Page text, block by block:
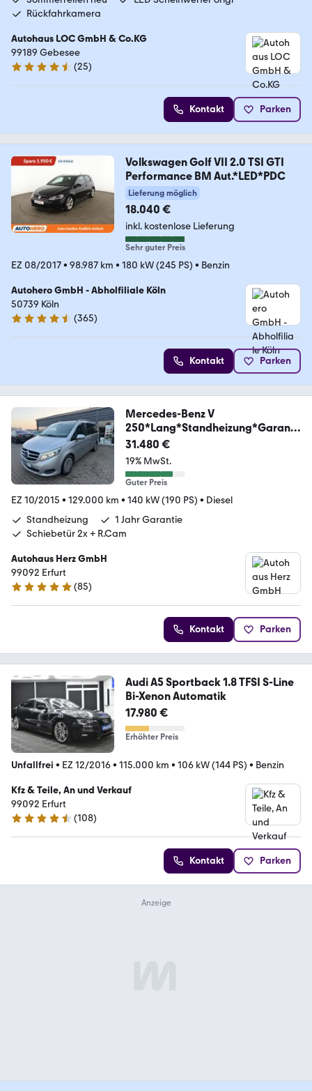
Rückfahrkamera
Autohaus LOC GmbH & Co.KG
99189 Gebesee
4.7 Sterne
(25)
Kontakt Parken
Volkswagen Golf VII 2.0 TSI GTI
Performance BM Aut.*LED*PDC
Lieferung möglich
18.040 €
inkl. kostenlose Lieferung
Sehr guter Preis
EZ 08/2017• 98.987 km • 180 kW (245 PS) • Benzin
Autohero GmbH - Abholfiliale Köln
50739 Köln
4.6 Sterne
(365)
Kontakt Parken
Mercedes-Benz V
250*Lang*Standheizung*Garanti
e*MwSt*R.Cam
31.480 €
19% MwSt.
Guter Preis
EZ 10/2015 • 129.000 km • 140 kW (190 PS) • Diesel
Standheizung
1 Jahr Garantie
Schiebetür 2x + R.Cam
Autohaus Herz GmbH
99092 Erfurt
4.8 Sterne
(85)
Kontakt Parken
Audi A5 Sportback 1.8 TFSI S-Line
Bi-Xenon Automatik
17.980 €
Erhöhter Preis
Unfallfrei • EZ 12/2016• 115.000 km • 106 kW (144 PS) • Benzin
Kfz & Teile, An und Verkauf
99092 Erfurt
4.3 Sterne
(108)
Kontakt Parken